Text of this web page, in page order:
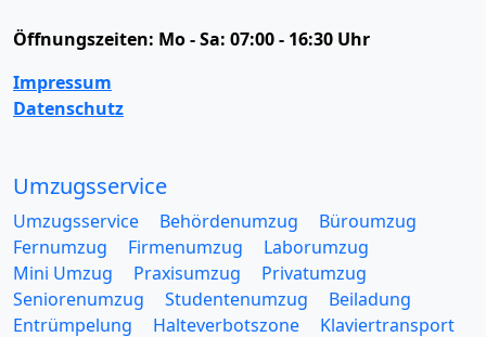
Öffnungszeiten: Mo - Sa: 07:00 - 16:30 Uhr
Impressum
Datenschutz
Umzugsservice
Umzugsservice Behördenumzug
Büroumzug
Fernumzug
Firmenumzug
Laborumzug
Mini Umzug
Praxisumzug
Privatumzug
Seniorenumzug
Studentenumzug
Beiladung
Entrümpelung
Halteverbotszone
Klaviertransport